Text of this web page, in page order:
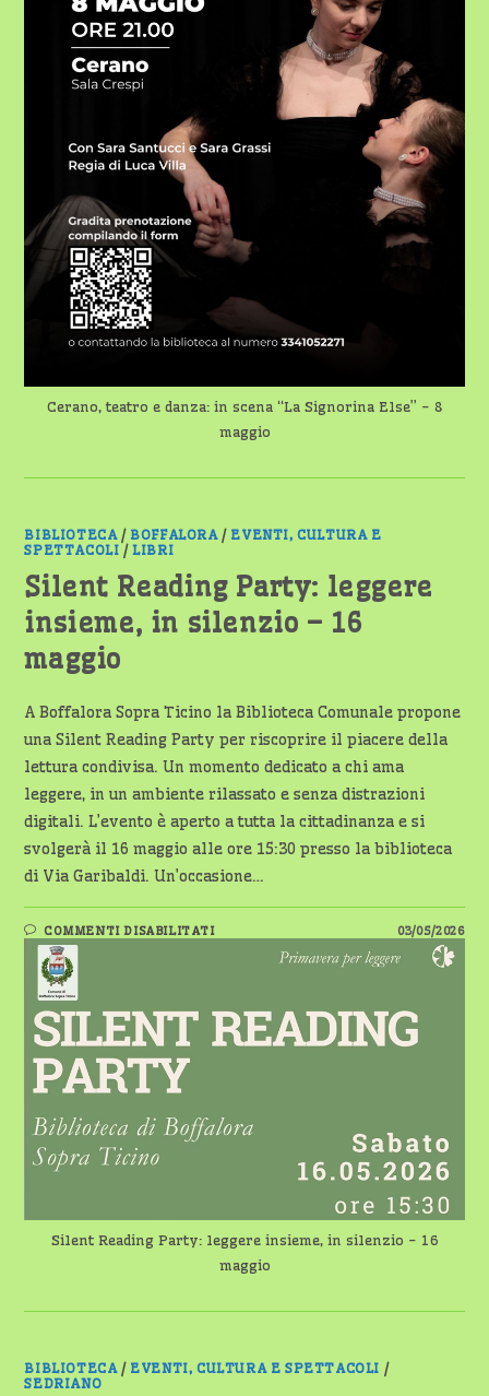
Cerano, teatro e danza: in scena “La Signorina Else” - 8
maggio
BIBLIOTECA/ BOFFALORA/ EVENTI, CULTURA E
SPETTACOLI /LIBRI
Silent Reading Party: leggere
insieme, in silenzio – 16
maggio
A Boffalora Sopra Ticino la Biblioteca Comunale propone
una Silent Reading Party per riscoprire il piacere della
lettura condivisa. Un momento dedicato a chi ama
leggere, in un ambiente rilassato e senza distrazioni
digitali. L’evento è aperto a tutta la cittadinanza e si
svolgerà il 16 maggio alle ore 15:30 presso la biblioteca
di Via Garibaldi. Un’occasione…
COMMENTI DISABILITATISU
SILENT
READING
IN
SILENZIO
–
03/05/2026
Silent Reading Party: leggere insieme, in silenzio - 16
maggio
BIBLIOTECA/ EVENTI, CULTURA E SPETTACOLI /
SEDRIANO